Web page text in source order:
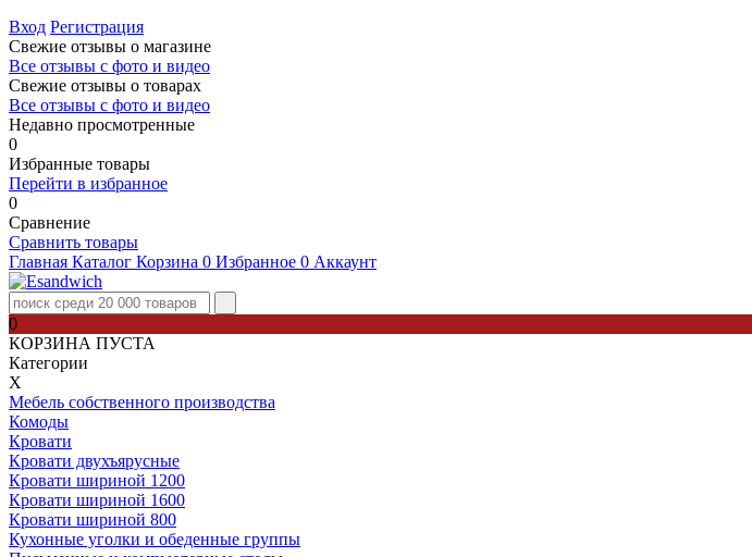
Вход Регистрация
Свежие отзывы о магазине
Все отзывы с фото и видео
Свежие отзывы о товарах
Все отзывы c фото и видео
Недавно просмотренные
0
Избранные товары
Перейти в избранное
0
Сравнение
Сравнить товары
Главная Каталог Корзина 0 Избранное 0 Аккаунт
0
КОРЗИНА ПУСТА
Категории
Х
Мебель собственного производства
Комоды
Кровати
Кровати двухъярусные
Кровати шириной 1200
Кровати шириной 1600
Кровати шириной 800
Кухонные уголки и обеденные группы